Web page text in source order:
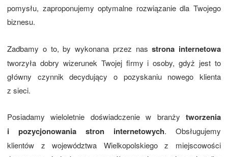
pomysłu, zaproponujemy optymalne rozwiązanie dla Twojego
biznesu.
Zadbamy o to, by wykonana przez nasstrona internetowa
tworzyła dobry wizerunek Twojej firmy i osoby, gdyż jest to
główny czynnik decydujący o pozyskaniu nowego klienta
z sieci.
Posiadamy wieloletnie doświadczenie w branży tworzenia
i pozycjonowania stron internetowych. Obsługujemy
klientów z województwa Wielkopolskiego z miejscowości